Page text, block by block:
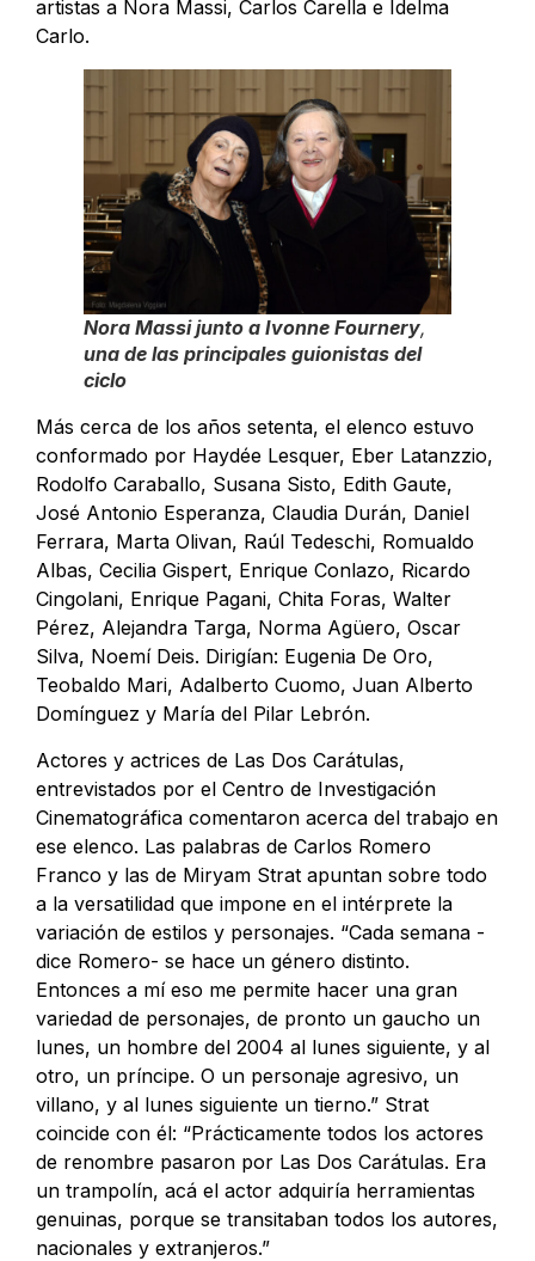
artistas a Nora Massi, Carlos Carella e Idelma
Carlo.
Nora Massi junto a Ivonne Fournery,
una de las principales guionistas del
ciclo
Más cerca de los años setenta, el elenco estuvo
conformado por Haydée Lesquer, Eber Latanzzio,
Rodolfo Caraballo, Susana Sisto, Edith Gaute,
José Antonio Esperanza, Claudia Durán, Daniel
Ferrara, Marta Olivan, Raúl Tedeschi, Romualdo
Albas, Cecilia Gispert, Enrique Conlazo, Ricardo
Cingolani, Enrique Pagani, Chita Foras, Walter
Pérez, Alejandra Targa, Norma Agüero, Oscar
Silva, Noemí Deis. Dirigían: Eugenia De Oro,
Teobaldo Mari, Adalberto Cuomo, Juan Alberto
Domínguez y María del Pilar Lebrón.
Actores y actrices de Las Dos Carátulas,
entrevistados por el Centro de Investigación
Cinematográfica comentaron acerca del trabajo en
ese elenco. Las palabras de Carlos Romero
Franco y las de Miryam Strat apuntan sobre todo
a la versatilidad que impone en el intérprete la
variación de estilos y personajes. “Cada semana -
dice Romero- se hace un género distinto.
Entonces a mí eso me permite hacer una gran
variedad de personajes, de pronto un gaucho un
lunes, un hombre del 2004 al lunes siguiente, y al
otro, un príncipe. O un personaje agresivo, un
villano, y al lunes siguiente un tierno.” Strat
coincide con él: “Prácticamente todos los actores
de renombre pasaron por Las Dos Carátulas. Era
un trampolín, acá el actor adquiría herramientas
genuinas, porque se transitaban todos los autores,
nacionales y extranjeros.”